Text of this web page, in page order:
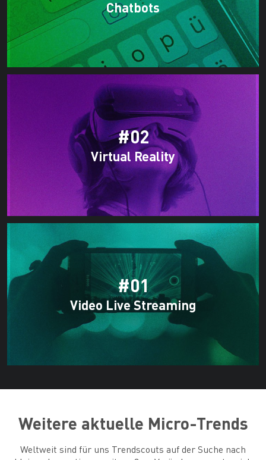
Chatbots
#02
Virtual Reality
#01
Video Live Streaming
Weitere aktuelle Micro-Trends
Weltweit sind für uns Trendscouts auf der Suche nach